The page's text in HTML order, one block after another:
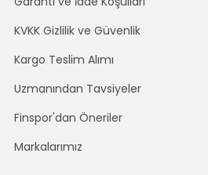
KVKK Gizlilik ve Güvenlik
Kargo Teslim Alımı
Uzmanından Tavsiyeler
Finspor'dan Öneriler
Markalarımız